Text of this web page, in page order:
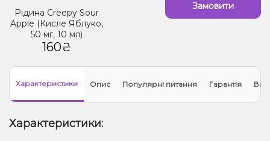
Рідина Creepy Sour
Apple (Кисле Яблуко,
50 мг, 10 мл)
160₴
Замовити
Характеристики Опис Популярні питання Гарантія
Характеристики: